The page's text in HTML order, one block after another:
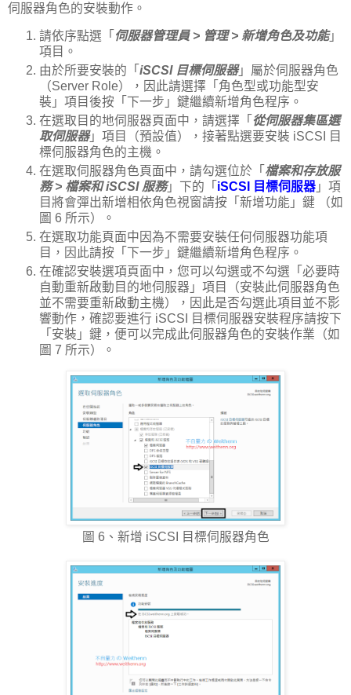
伺服器角色的安裝動作。
請依序點選「 伺服器管理員 > 管理 > 新增角色及功能」
項目。
由於所要安裝的「 iSCSI 目標伺服器」屬於伺服器角色
（Server Role），因此請選擇「角色型或功能型安
裝」項目後按「下一步」鍵繼續新增角色程序。
在選取目的地伺服器頁面中，請選擇「 從伺服器集區選
取伺服器」項目（預設值），接著點選要安裝 iSCSI 目
標伺服器角色的主機。
在選取伺服器角色頁面中，請勾選位於「 檔案和存放服
務 > 檔案和 iSCSI 服務」下的「 iSCSI 目標伺服器 」項
目將會彈出新增相依角色視窗請按「新增功能」鍵 （如
圖 6 所示）。
在選取功能頁面中因為不需要安裝任何伺服器功能項
目，因此請按「下一步」鍵繼續新增角色程序。
在確認安裝選項頁面中，您可以勾選或不勾選「必要時
自動重新啟動目的地伺服器」項目（安裝此伺服器角色
並不需要重新啟動主機），因此是否勾選此項目並不影
響動作，確認要進行 iSCSI 目標伺服器安裝程序請按下
「安裝」鍵，便可以完成此伺服器角色的安裝作業（如
圖 7 所示）。
圖 6、新增 iSCSI 目標伺服器角色